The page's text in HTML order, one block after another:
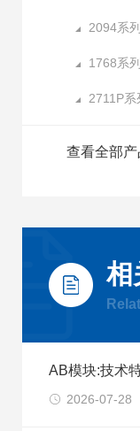
2094系列
1768系列
2711P系
查看全部产
相
AB模块:技术
2026-07-28